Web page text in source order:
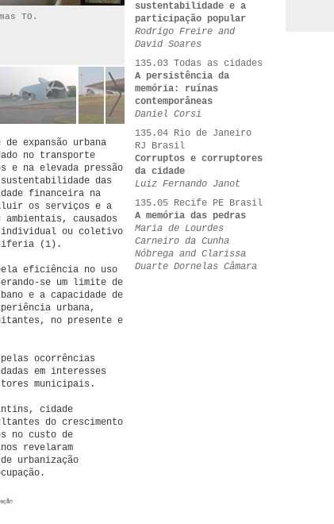
TO.
expansão urbana
no transporte
e na elevada pressão
das
financeira na
os serviços e a
causados
individual ou coletivo
(1).
eficiência no uso
se um limite de
e a capacidade de
urbana,
no presente e
ocorrências
em interesses
municipais.
cidade
do crescimento
no custo de
revelaram
urbanização
sustentabilidade e a
participação popular
Rodrigo Freire and
David Soares
135.03 Todas as cidades
A persistência da
memória: ruínas
contemporâneas
Daniel Corsi
135.04 Rio de Janeiro
RJ Brasil
Corruptos e corruptores
da cidade
Luiz Fernando Janot
135.05 Recife PE Brasil
A memória das pedras
Maria de Lourdes
Carneiro da Cunha
Nóbrega and Clarissa
Duarte Dornelas Câmara